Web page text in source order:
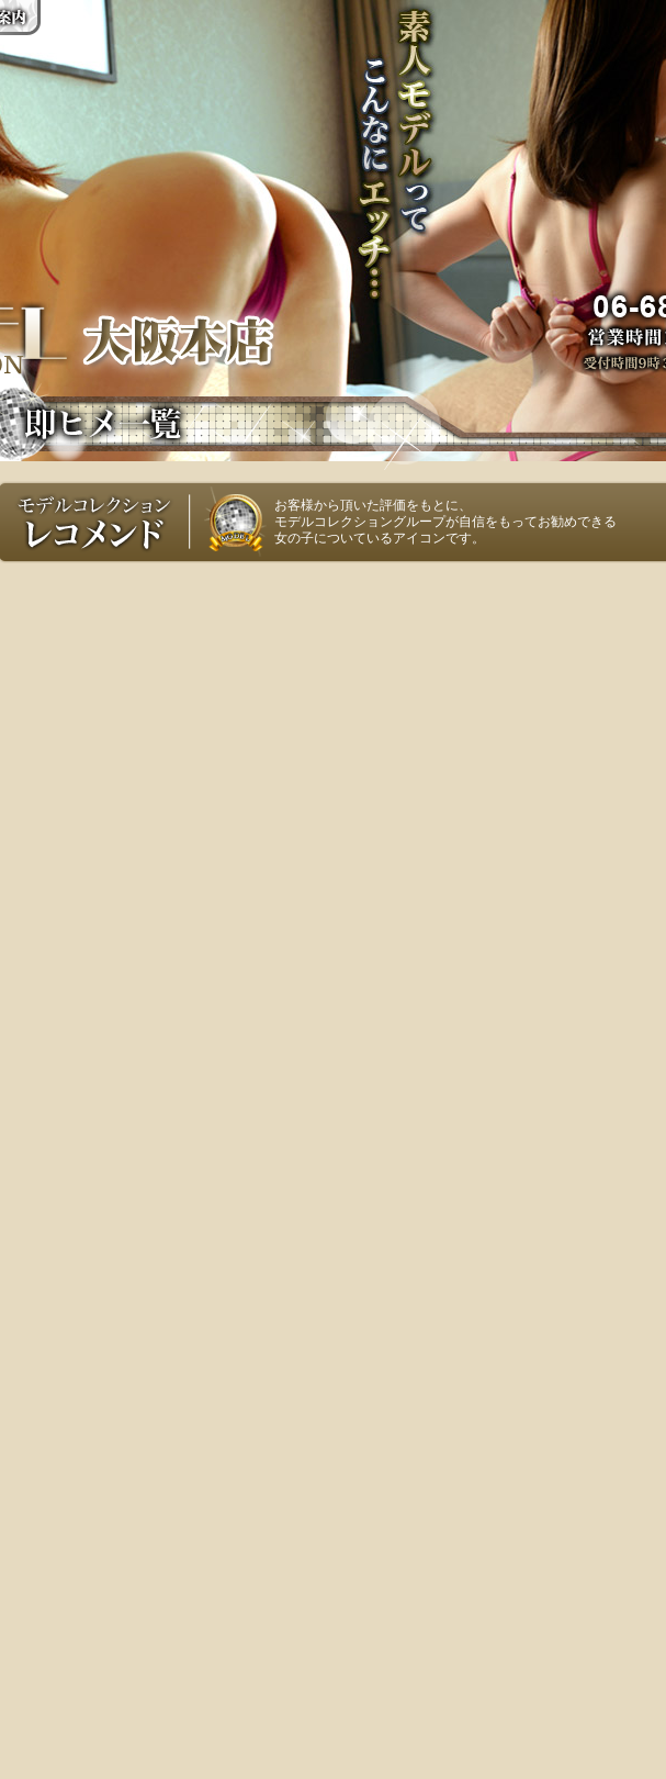
お客様から頂いた評価をもとに、
モデルコレクショングループが自信をもってお勧めできる
女の子についているアイコンです。